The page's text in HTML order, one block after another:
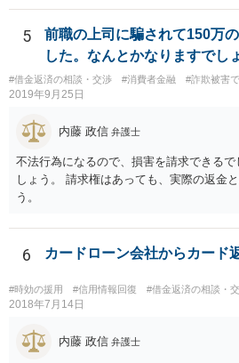
ため，知られる可能性は低いと思います
はないかと心配される方がおられますが
ん。 ＜個人再生のデメリット＞ ・借金が
５年間は返済を継続する必要がある。 ・
きい場合，借金が減らない場合がある。
借金の理由が問われ，場合によっては破
きない。 【③の回答】 ３０万円～６０万
て支払いのスケジュールを決めます。 な
る必要はなくなるため，借金の返済に充
てることが可能です。 【④の回答】 手続
とをお勧めします。
険信号・異常信号と思って頂いて結構で
る場合は、 スケジュール感を確認して
通知発送→②１～２か月で返答かえって
→③さらに１カ月程度をめどに裁判所に破
と思います（個人破産で破産費用も確保で
で、法人や積み立てが必要な場合はまた変
5
前職の上司に騙されて150万
した。なんとかなりますでし
#借金返済の相談・交渉 #消費者金融 #詐欺被害
2019年9月25日
内藤 政信 弁護士
不法行為になるので、損害を請求できる
しょう。 請求権はあっても、実際の返金
う。
6 カードローン会社からカード
#時効の援用 #信用情報回復 #借金返済の相談・
2018年7月14日
内藤 政信 弁護士